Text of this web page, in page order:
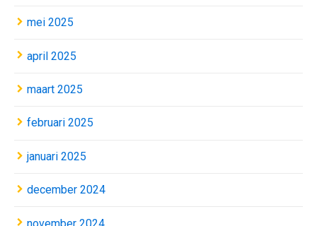
mei 2025
april 2025
maart 2025
februari 2025
januari 2025
december 2024
november 2024